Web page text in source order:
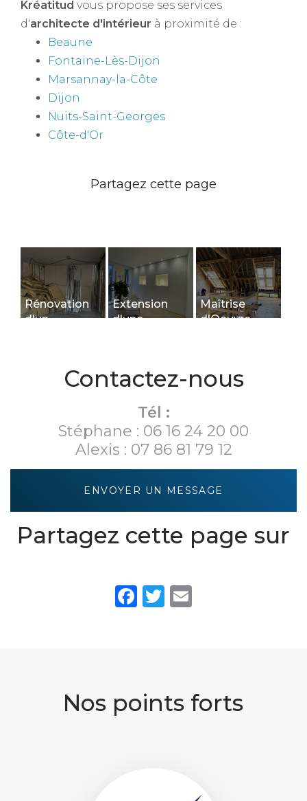
Kréatitud vous propose ses services
d'architecte d'intérieur à proximité de :
Beaune
Fontaine-Lès-Dijon
Marsannay-la-Côte
Dijon
Nuits-Saint-Georges
Côte-d'Or
Rénovation
d'un
Extension
d'une
d'une pièce
Maîtrise
d'Oeuvre
Contactez-nous
Tél :
Stéphane : 06 16 24 20 00
Alexis : 07 86 81 79 12
ENVOYER UN MESSAGE
Partagez cette page sur
Facebook
Twitter
Nos points forts